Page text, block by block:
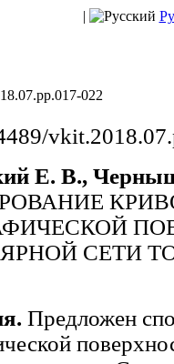
|
022
Е. В.,
СЕТИ
Предложен